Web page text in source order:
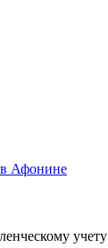
Афонине
учету